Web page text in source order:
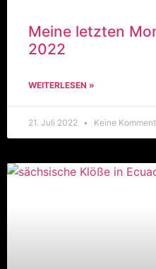
Meine letzten
2022
WEITERLESEN »
21. Juli 2022 Keine